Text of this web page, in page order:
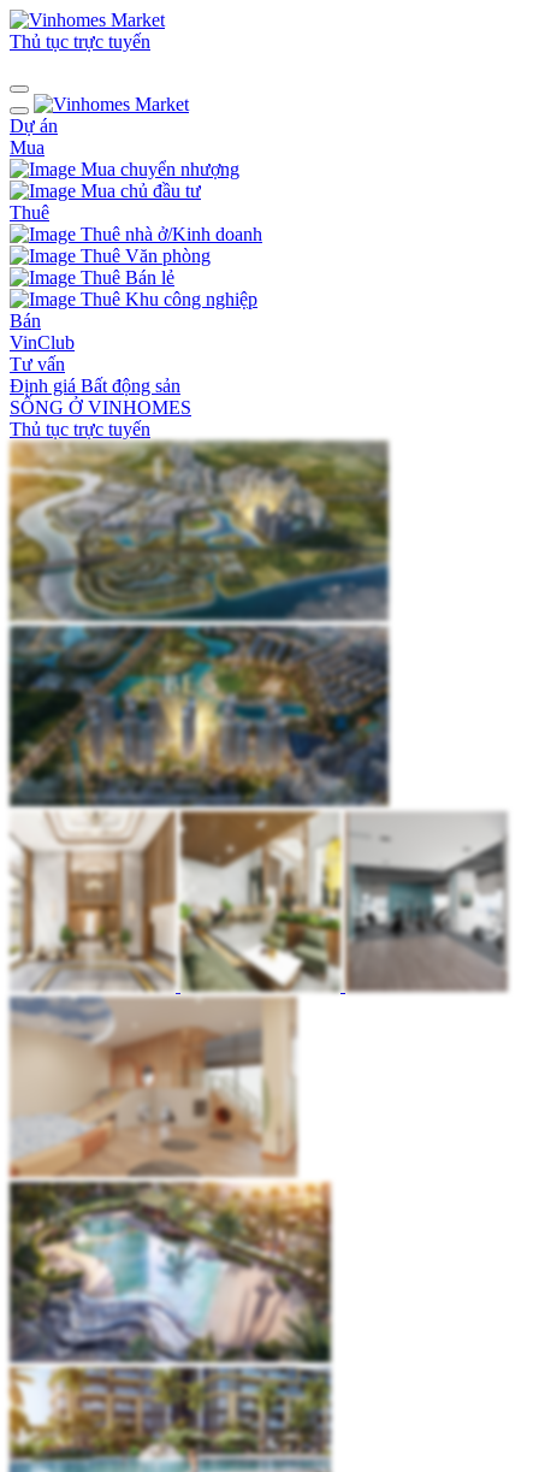
Thủ tục trực tuyến
Dự án
Mua
Mua chuyển nhượng
Mua chủ đầu tư
Thuê
Thuê nhà ở/Kinh doanh
Thuê Văn phòng
Thuê Bán lẻ
Thuê Khu công nghiệp
Bán
VinClub
Tư vấn
Định giá Bất động sản
SỐNG Ở VINHOMES
Thủ tục trực tuyến